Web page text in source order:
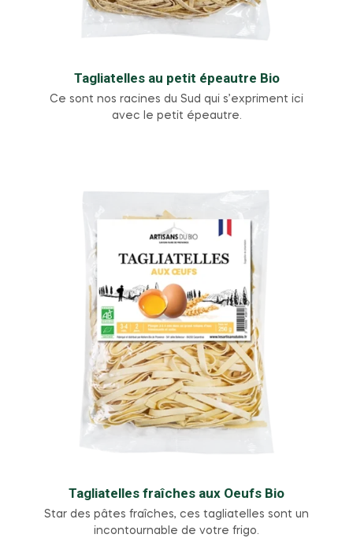
Tagliatelles au petit épeautre Bio
Ce sont nos racines du Sud qui s’expriment ici
avec le petit épeautre.
Tagliatelles fraîches aux Oeufs Bio
Star des pâtes fraîches, ces tagliatelles sont un
incontournable de votre frigo.